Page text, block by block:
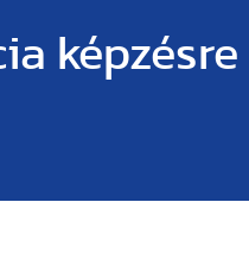
képzésre